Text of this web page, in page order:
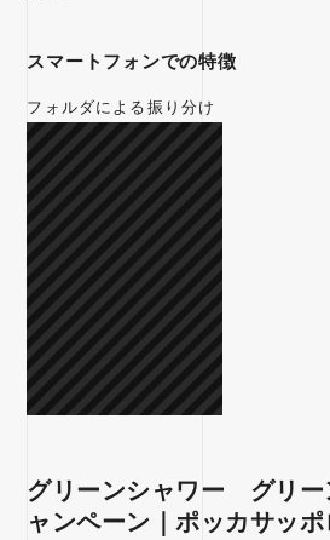
スマートフォンでの特徴
フォルダによる振り分け
グリーンシャワー グリー
ャンペーン｜ポッカサッポ